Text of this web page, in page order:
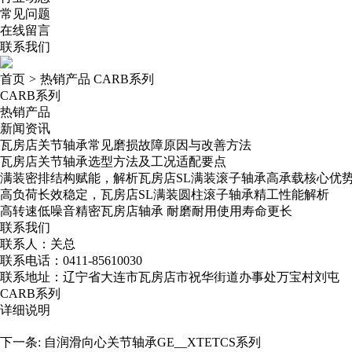
常见问题
在线留言
联系我们
首页 > 热销产品 CARB系列
CARB系列
热销产品
新闻资讯
瓦房店关节轴承常见磨损故障原因与改善方法
瓦房店关节轴承选型方法及工况适配要点
满装密排结构赋能，解析瓦房店SL满装滚子轴承高承载核心优
高负荷长效稳定，瓦房店SL满装圆柱滚子轴承精工性能解析
高转速低噪音精密瓦房店轴承​ 耐磨耐用使用寿命更长
联系我们
联系人：关总
联系电话：0411-85610030
联系地址：辽宁省大连市瓦房店市祝华街道办事处万宝村刘屯
CARB系列
详细说明
下一条: 自润滑向心关节轴承GE__XTETCS系列